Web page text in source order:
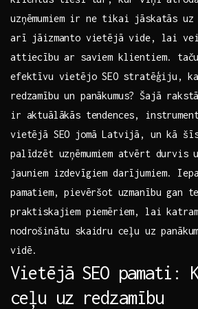
uzņēmumiem ir ne tikai jāskatās
arī jāizmanto vietējā vide, lai
attiecību ar saviem klientiem.
efektīvu vietējo ⁣SEO stratēģiju,
redzamību un ​panākumus?⁢ Šajā
ir aktuālākās ​tendences,
vietējā SEO jomā Latvijā, un kā šīs
palīdzēt uzņēmumiem⁤ atvērt durvis
jauniem izdevīgiem darījumiem.
pamatiem, ⁣pievēršot uzmanību ‍gan
‍praktiskajiem piemēriem, lai
nodrošinātu skaidru ⁢ceļu uz
vidē.
Vietējā⁤ SEO pamati:
ceļu uz redzamību